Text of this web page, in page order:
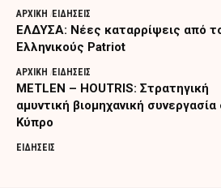
ΑΡΧΙΚΗ ΕΙΔΗΣΕΙΣ
ΕΛΔΥΣΑ: Νέες καταρρίψεις από
Ελληνικούς Patriot
ΑΡΧΙΚΗ ΕΙΔΗΣΕΙΣ
METLEN – HOUTRIS: Στρατηγική
αμυντική βιομηχανική συνεργασία
Κύπρο
ΕΙΔΗΣΕΙΣ